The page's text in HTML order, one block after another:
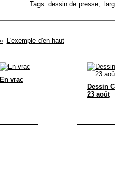
Tags: dessin de presse,
L'exemple d'en haut
En vrac
Dessin
23 août